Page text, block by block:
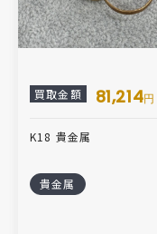
買取金額 81,214円
K18 貴金属
貴金属